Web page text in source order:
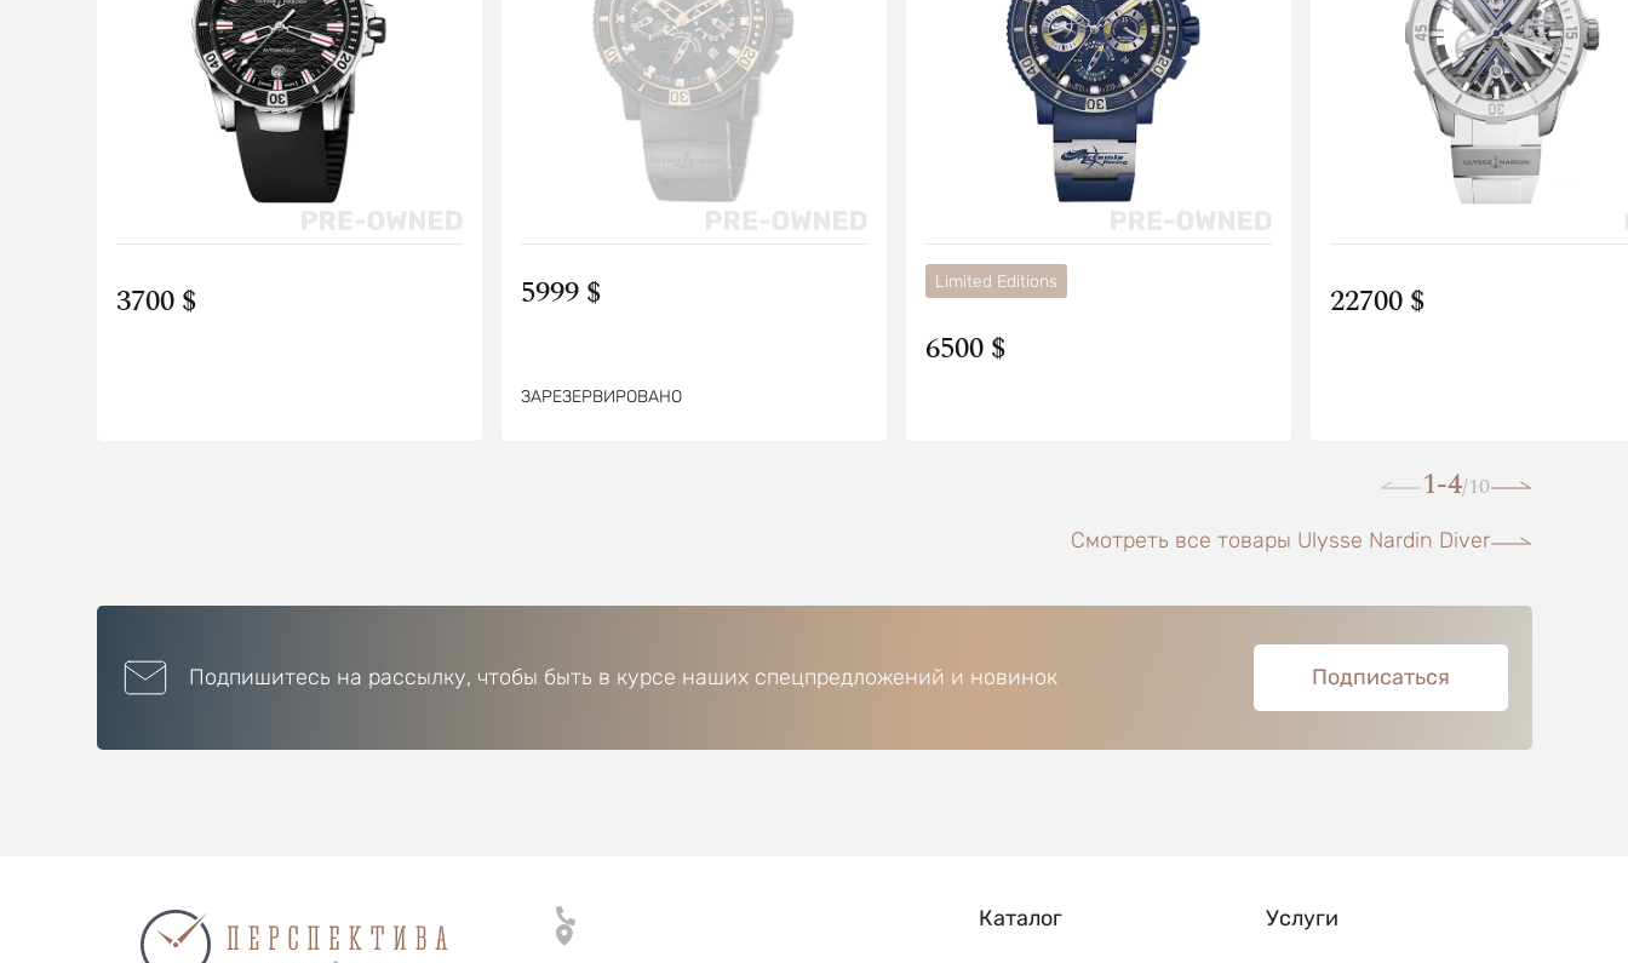
3700 $ 5999 $
ЗАРЕЗЕРВИРОВАНО
Limited Editions
6500 $
22700 $
1-4/10
Смотреть все товары Ulysse Nardin Diver
Подпишитесь на рассылку, чтобы быть в курсе наших спецпредложений и новинок Подписаться
Каталог Услуги